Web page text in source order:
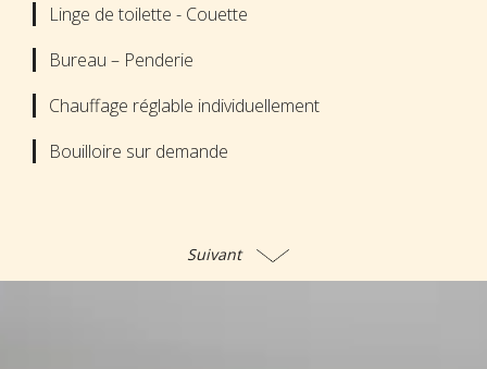
Linge de toilette - Couette
Bureau – Penderie
Chauffage réglable individuellement
Bouilloire sur demande
Suivant